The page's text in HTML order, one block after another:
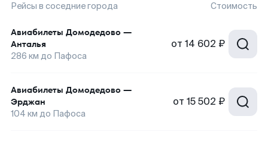
Рейсы в соседние города Стоимость
Авиабилеты Домодедово —
Анталья
286 км до Пафоса
от 14 602 ₽
Авиабилеты Домодедово —
Эрджан
104 км до Пафоса
от 15 502 ₽